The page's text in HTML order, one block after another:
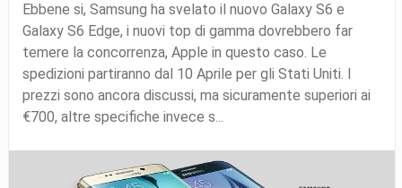
Ebbene si, Samsung ha svelato il nuovo Galaxy S6 e
Galaxy S6 Edge, i nuovi top di gamma dovrebbero far
temere la concorrenza, Apple in questo caso. Le
spedizioni partiranno dal 10 Aprile per gli Stati Uniti. I
prezzi sono ancora discussi, ma sicuramente superiori ai
€700, altre specifiche invece s...